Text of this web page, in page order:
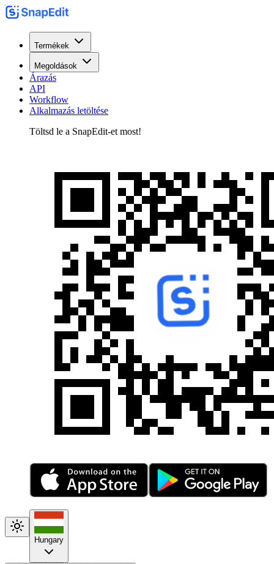
Termékek
Megoldások
Árazás
API
Workflow
Alkalmazás letöltése
Töltsd le a SnapEdit-et most!
Hungary